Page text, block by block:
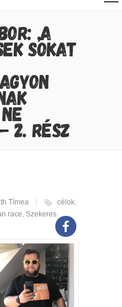
„A
SOKAT
2. RÉSZ
Tímea célok,
race, Szekeres